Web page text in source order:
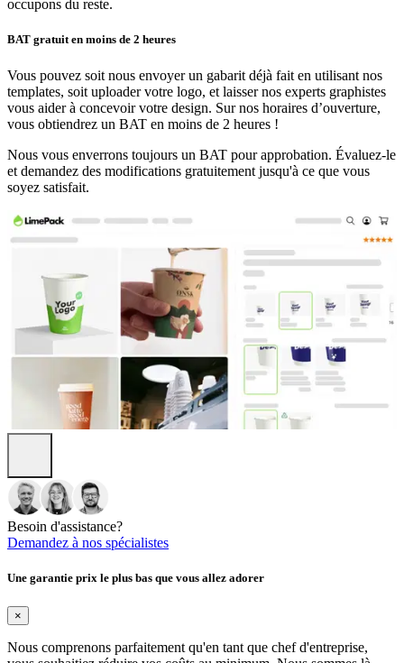
occupons du reste.
BAT gratuit en moins de 2 heures
Vous pouvez soit nous envoyer un gabarit déjà fait en utilisant nos
templates, soit uploader votre logo, et laisser nos experts graphistes
vous aider à concevoir votre design. Sur nos horaires d’ouverture,
vous obtiendrez un BAT en moins de 2 heures !
Nous vous enverrons toujours un BAT pour approbation. Évaluez-le
et demandez des modifications gratuitement jusqu'à ce que vous
soyez satisfait.
Besoin d'assistance?
Demandez à nos spécialistes
Une garantie prix le plus bas que vous allez adorer
×
Nous comprenons parfaitement qu'en tant que chef d'entreprise,